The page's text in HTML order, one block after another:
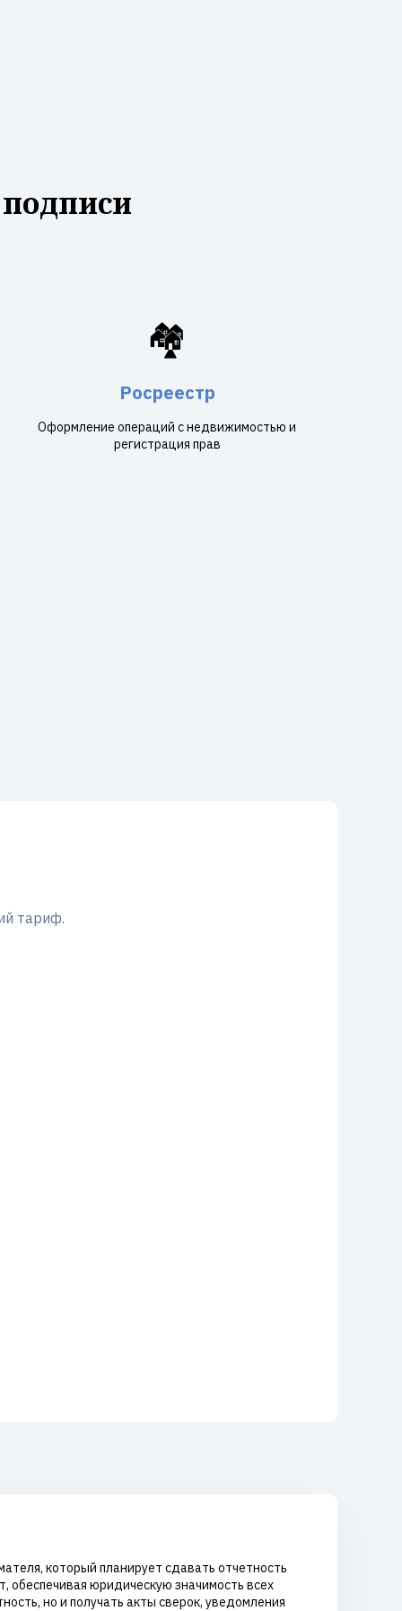
🏘️
Росреестр
Оформление операций с недвижимостью и
регистрация прав
тариф.
который планирует сдавать отчетность
обеспечивая юридическую значимость всех
но и получать акты сверок, уведомления